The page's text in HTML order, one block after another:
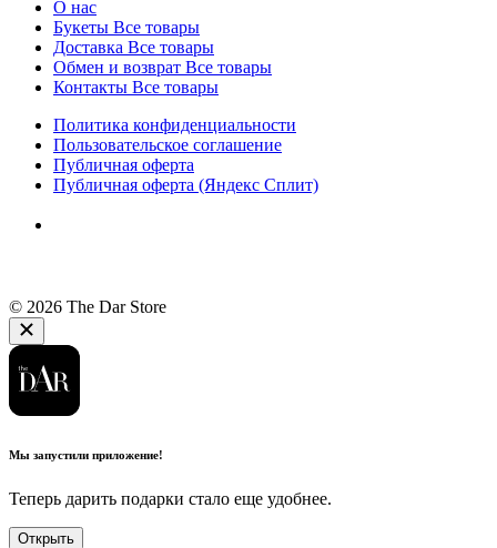
О нас
Букеты Все товары
Доставка Все товары
Обмен и возврат Все товары
Контакты Все товары
Политика конфиденциальности
Пользовательское соглашение
Публичная оферта
Публичная оферта (Яндекс Сплит)
© 2026 The Dar Store
Мы запустили приложение!
Теперь дарить подарки стало еще удобнее.
Открыть